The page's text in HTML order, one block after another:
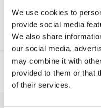
We use cookies to
provide social media
We also share
our social media,
may combine it with
provided to them or that
of their services.
Resistencia
Informação do produto
SKU